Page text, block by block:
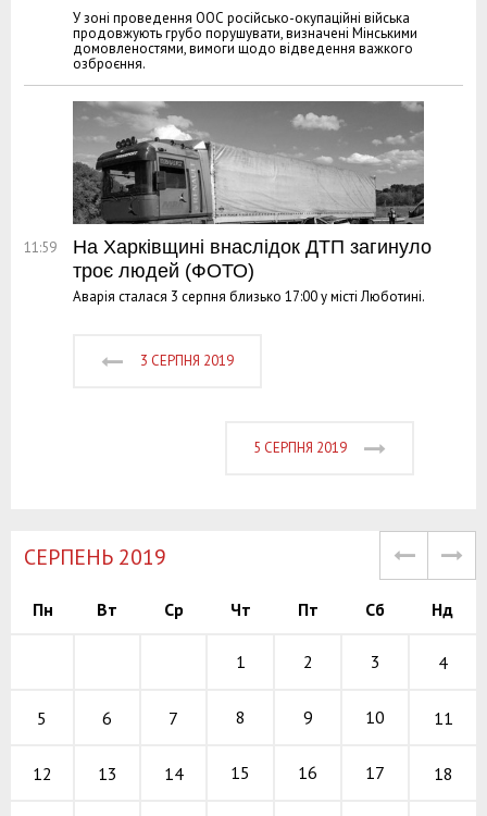
У зоні проведення ООС російсько-окупаційні війська
продовжують грубо порушувати, визначені Мінськими
домовленостями, вимоги щодо відведення важкого
озброєння.
11:59
На Харківщині внаслідок ДТП загинуло
троє людей (ФОТО)
Аварія сталася 3 серпня близько 17:00 у місті Люботині.
3 СЕРПНЯ 2019
5 СЕРПНЯ 2019
СЕРПЕНЬ 2019
Пн Вт Ср Чт Пт Сб Нд
1 2 3 4
5 6 7 8 9 10 11
12 13 14 15 16 17 18